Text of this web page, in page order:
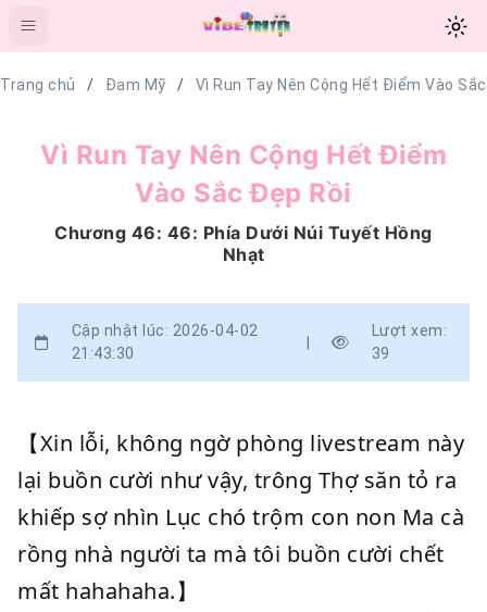
Trang chủ Đam Mỹ Vì Run Tay Nên Cộng Hết Điểm Vào
Vì Run Tay Nên Cộng Hết Điểm
Vào Sắc Đẹp Rồi
Chương 46: 46: Phía Dưới Núi Tuyết Hồng
Nhạt
Cập nhật lúc: 2026-04-02
21:43:30
|
Lượt xem:
39
【Xin lỗi, không ngờ phòng livestream này
lại buồn cười như vậy, trông Thợ săn tỏ ra
khiếp sợ nhìn Lục chó trộm con non Ma cà
rồng nhà người ta mà tôi buồn cười chết
mất hahahaha.】